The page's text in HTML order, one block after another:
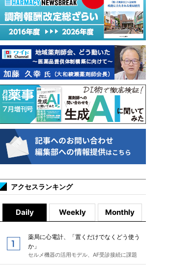
アクセスランキング
Daily Weekly Monthly
薬局に心電計、「置くだけでなくどう使う
か」
セルメ機器の活用モデル、AF受診接続に課題